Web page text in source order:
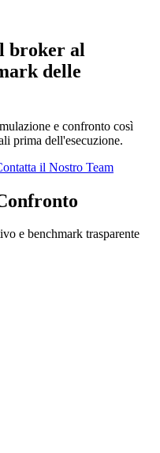
broker al
delle
e confronto così
prima dell'esecuzione.
il Nostro Team
e benchmark trasparente